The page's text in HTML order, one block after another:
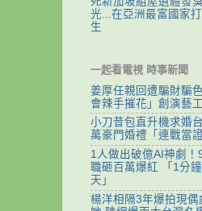
光...在亞洲最富國家
生
一起看電視 時事新聞
姜厚任親回遭騙財騙
會辣手摧花」創演藝
小刀昔包直升機求婚
萬豪門婚禮「連戰當證
1人做出破億AI神劇！
職砸百萬爆紅 「1分
天」
楊洋相隔3年爆拍現偶